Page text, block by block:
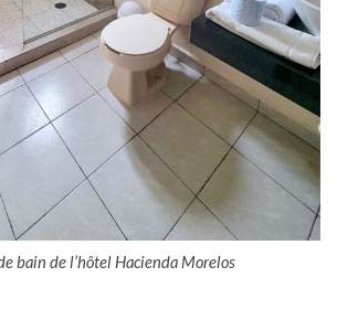
bain de l’hôtel Hacienda Morelos